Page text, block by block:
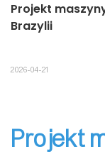
Projekt
Brazylii
2026-04-21
Projekt